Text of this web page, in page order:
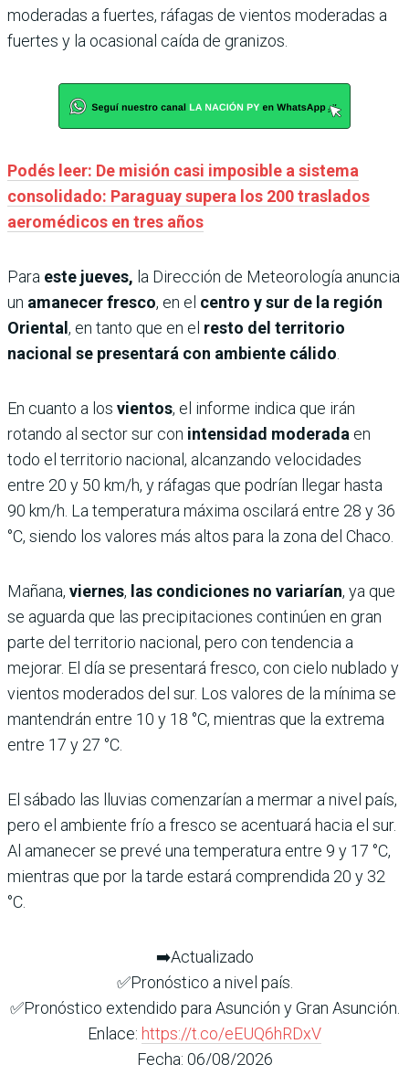
moderadas a fuertes, ráfagas de vientos moderadas a
fuertes y la ocasional caída de granizos.
Podés leer: De misión casi imposible a sistema
consolidado: Paraguay supera los 200 traslados
aeromédicos en tres años
Para este jueves, la Dirección de Meteorología anuncia
un amanecer fresco, en el centro y sur de la región
Oriental, en tanto que en el resto del territorio
nacional se presentará con ambiente cálido
En cuanto a los vientos, el informe indica que irán
rotando al sector sur con intensidad moderada en
todo el territorio nacional, alcanzando velocidades
entre 20 y 50 km/h, y ráfagas que podrían llegar hasta
90 km/h. La temperatura máxima oscilará entre 28 y 36
°C, siendo los valores más altos para la zona del Chaco.
Mañana, viernes, las condiciones no variarían, ya que
se aguarda que las precipitaciones continúen en gran
parte del territorio nacional, pero con tendencia a
mejorar. El día se presentará fresco, con cielo nublado y
vientos moderados del sur. Los valores de la mínima se
mantendrán entre 10 y 18 °C, mientras que la extrema
entre 17 y 27 °C.
El sábado las lluvias comenzarían a mermar a nivel país,
pero el ambiente frío a fresco se acentuará hacia el sur.
Al amanecer se prevé una temperatura entre 9 y 17 °C,
mientras que por la tarde estará comprendida 20 y 32
°C.
➡️Actualizado
✅Pronóstico a nivel país.
✅Pronóstico extendido para Asunción y Gran Asunción.
Enlace: https://t.co/eEUQ6hRDxV
Fecha: 06/08/2026